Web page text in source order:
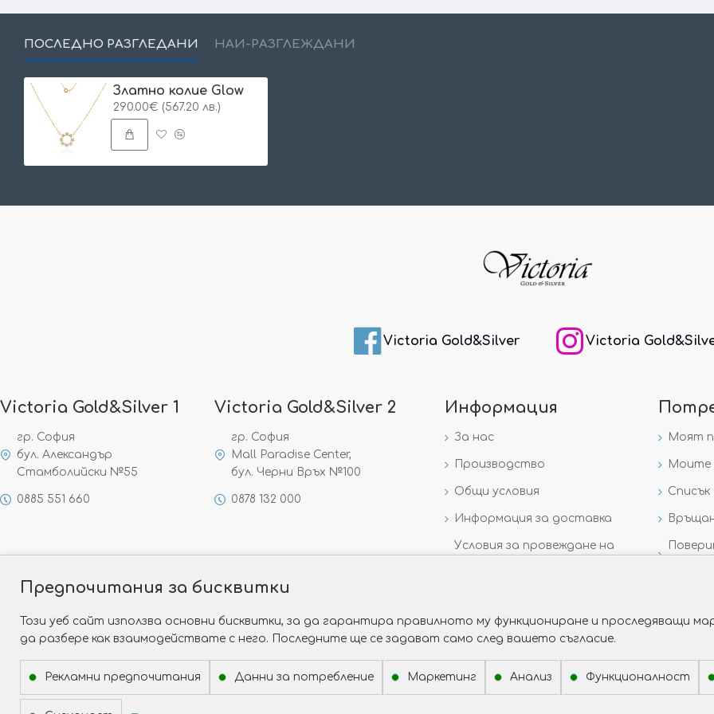
ПОСЛЕДНО РАЗГЛЕДАНИ НАЙ-РАЗГЛЕЖДАНИ
Златно колие Glow
290.00€ (567.20 лв.)
Victoria Gold&Silver Victoria
Victoria Gold&Silver 1
гр. София
бул. Александър
Стамболийски №55
0885 551 660
Victoria Gold&Silver 2
гр. София
Mall Paradise Center,
бул. Черни Връх №100
0878 132 000
Информация
За нас
Производство
Общи условия
Информация за доставка
Условия за провеждане на
Моят
Моите
Списък
Предпочитания за бисквитки
Този уеб сайт използва основни бисквитки, за да гарантира правилното му функциониране и проследяващи
да разбере как взаимодействате с него. Последните ще се задават само след вашето съгласие.
Рекламни предпочитания Данни за потребление Маркетинг Анализ Функционалност